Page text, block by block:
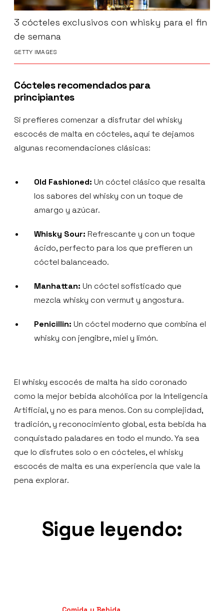
3 cócteles exclusivos con whisky para el fin
de semana
GETTY IMAGES
Cócteles recomendados para
principiantes
Si prefieres comenzar a disfrutar del whisky
escocés de malta en cócteles, aquí te dejamos
algunas recomendaciones clásicas:
Old Fashioned: Un cóctel clásico que resalta
los sabores del whisky con un toque de
amargo y azúcar.
Whisky Sour: Refrescante y con un toque
ácido, perfecto para los que prefieren un
cóctel balanceado.
Manhattan: Un cóctel sofisticado que
mezcla whisky con vermut y angostura.
Penicillin: Un cóctel moderno que combina el
whisky con jengibre, miel y limón.
El whisky escocés de malta ha sido coronado
como la mejor bebida alcohólica por la Inteligencia
Artificial, y no es para menos. Con su complejidad,
tradición, y reconocimiento global, esta bebida ha
conquistado paladares en todo el mundo. Ya sea
que lo disfrutes solo o en cócteles, el whisky
escocés de malta es una experiencia que vale la
pena explorar.
Sigue leyendo: